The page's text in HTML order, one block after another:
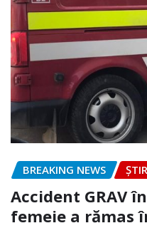
BREAKING NEWS
Accident GRAV
femeie a rămas